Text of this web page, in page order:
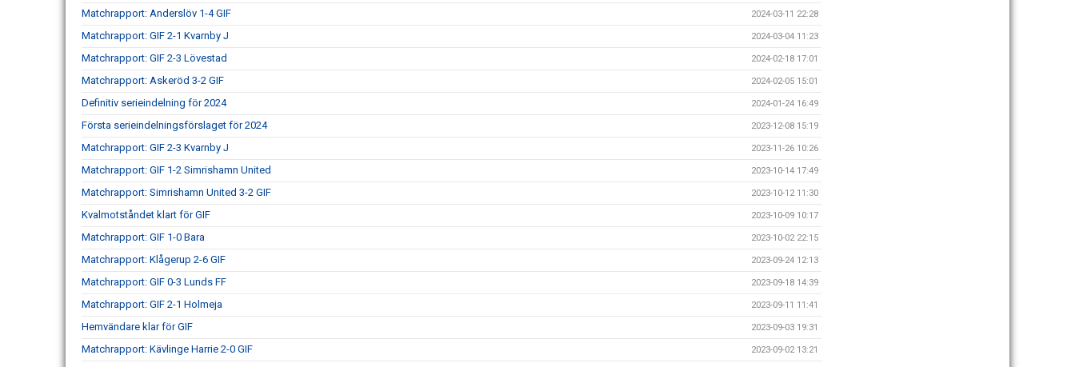
Matchrapport: Anderslöv 1-4 GIF 2024-03-11 22:28
Matchrapport: GIF 2-1 Kvarnby J 2024-03-04 11:23
Matchrapport: GIF 2-3 Lövestad 2024-02-18 17:01
Matchrapport: Askeröd 3-2 GIF 2024-02-05 15:01
Definitiv serieindelning för 2024 2024-01-24 16:49
Första serieindelningsförslaget för 2024 2023-12-08 15:19
Matchrapport: GIF 2-3 Kvarnby J 2023-11-26 10:26
Matchrapport: GIF 1-2 Simrishamn United 2023-10-14 17:49
Matchrapport: Simrishamn United 3-2 GIF 2023-10-12 11:30
Kvalmotståndet klart för GIF 2023-10-09 10:17
Matchrapport: GIF 1-0 Bara 2023-10-02 22:15
Matchrapport: Klågerup 2-6 GIF 2023-09-24 12:13
Matchrapport: GIF 0-3 Lunds FF 2023-09-18 14:39
Matchrapport: GIF 2-1 Holmeja 2023-09-11 11:41
Hemvändare klar för GIF 2023-09-03 19:31
Matchrapport: Kävlinge Harrie 2-0 GIF 2023-09-02 13:21